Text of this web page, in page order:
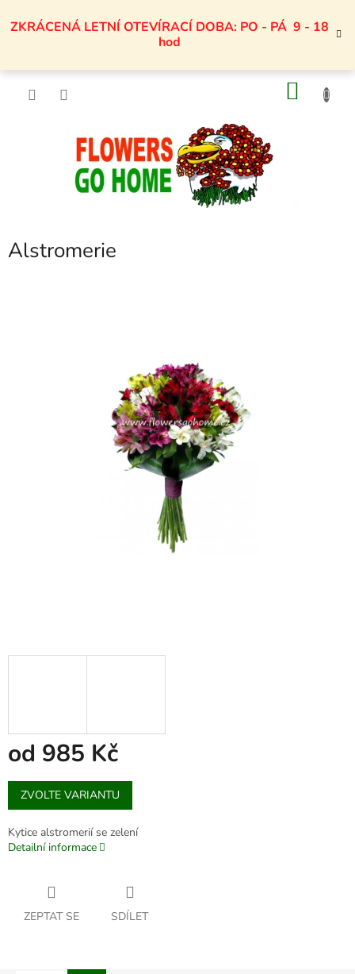
naZKRÁCENÁ LETNÍ OTEVÍRACÍ DOBA: PO - PÁ 9 - 18
hod
Alstromerie
od 985 Kč
Měrná
cena:
ZVOLTE VARIANTU
Kytice alstromerií se zelení
Detailní informace
ZEPTAT SE SDÍLET